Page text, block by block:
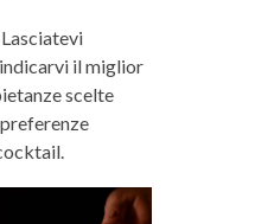
il miglior
scelte